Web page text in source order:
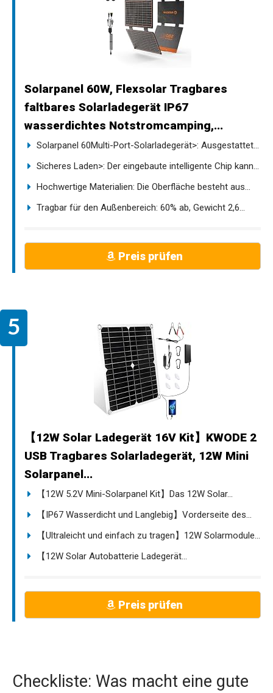
Solarpanel 60W, Flexsolar Tragbares
faltbares Solarladegerät IP67
wasserdichtes Notstromcamping,...
Solarpanel 60Multi-Port-Solarladegerät>: Ausgestattet...
Sicheres Laden>: Der eingebaute intelligente Chip kann...
Hochwertige Materialien: Die Oberfläche besteht aus...
Tragbar für den Außenbereich: 60% ab, Gewicht 2,6...
Preis prüfen
【12W Solar Ladegerät 16V Kit】KWODE 2
USB Tragbares Solarladegerät, 12W Mini
Solarpanel...
【12W 5.2V Mini-Solarpanel Kit】Das 12W Solar...
【IP67 Wasserdicht und Langlebig】Vorderseite des...
【Ultraleicht und einfach zu tragen】12W Solarmodule...
【12W Solar Autobatterie Ladegerät...
Preis prüfen
Checkliste: Was macht eine gute